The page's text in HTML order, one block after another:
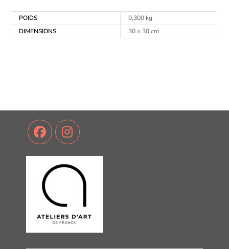
POIDS
0,300 kg
DIMENSIONS
30 × 30 cm